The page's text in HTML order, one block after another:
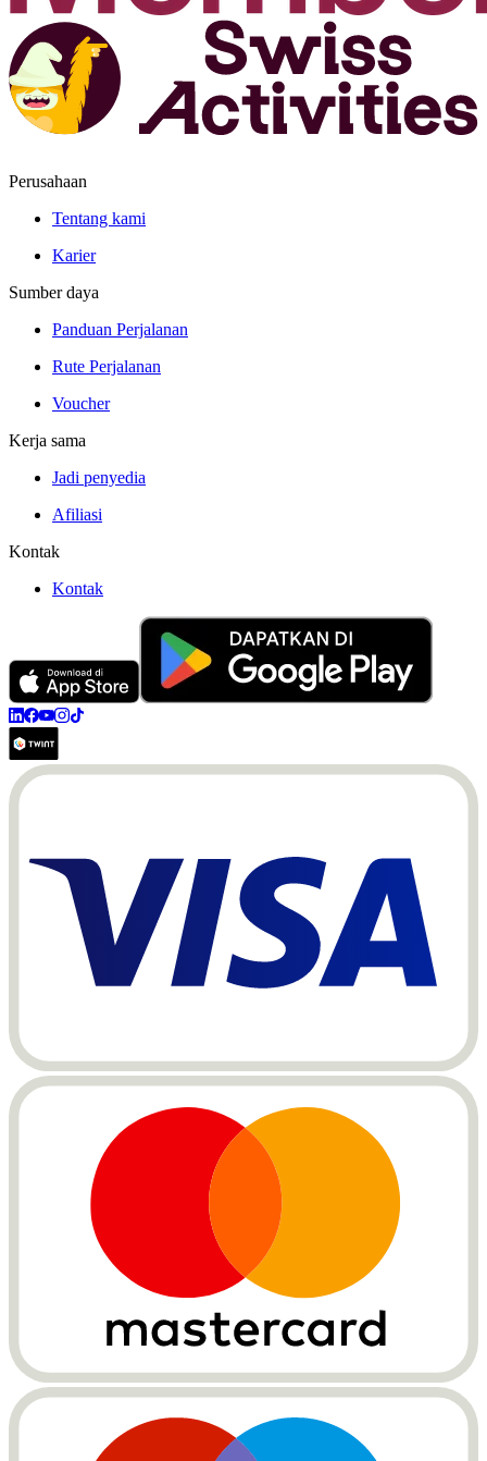
Perusahaan
Tentang kami
Karier
Sumber daya
Panduan Perjalanan
Rute Perjalanan
Voucher
Kerja sama
Jadi penyedia
Afiliasi
Kontak
Kontak